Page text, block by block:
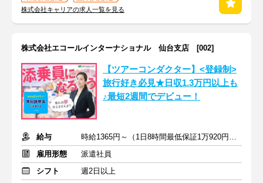
株式会社キャリアの求人一覧を見る
株式会社エコールインターナショナル 仙台支店 [002]
【ツアーコンダクター】<登録制>
旅行好き必見★日収1.3万円以上も
♪最短2週間でデビュー！
給与
時給1365円～（1日8時間最低保証1万920円）+交通費全額支給
雇用形態
派遣社員
シフト
週2日以上